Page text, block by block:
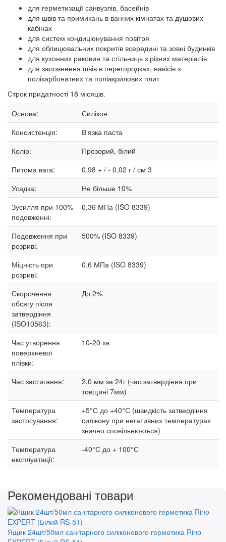
для герметизації санвузлів, басейнів
для швів та примикань в ванних кімнатах та душових
кабінах
для систем кондиціонування повітря
для облицювальних покритів всередині та зовні будинків
для кухонних раковин та стільниць з різних матеріалів
для заповнення швів в перегородках, навісів з
полікарбонатних та поліакрилових плит
Строк придатності 18 місяців.
Основа:
Силікон
Консистенція:
В'язка паста
Колір:
Прозорий, білий
Питома вага:
0,98 + / - 0,02 г / см 3
Усадка:
Не більше 10%
Зусилля при 100%
подовженні:
0,36 МПа (ISO 8339)
Подовження при
розриві:
500% (ISO 8339)
Міцність при
розриві:
0,6 МПа (ISO 8339)
Скорочення
обсягу після
затвердіння
(ISO10563):
До 2%
Час утворення
поверхневої
плівки:
10-20 хв
Час застигання:
2,0 мм за 24г (час затвердіння при
товщині 7мм)
Температура
застосування:
+5°С до +40°С (швидкість затвердіння
силікону при негативних температурах
значно сповільнюється)
Температура
експлуатації:
-40°С до + 100°С
Рекомендовані товари
Ящик 24шт/50мл санітарного силіконового герметика Rino